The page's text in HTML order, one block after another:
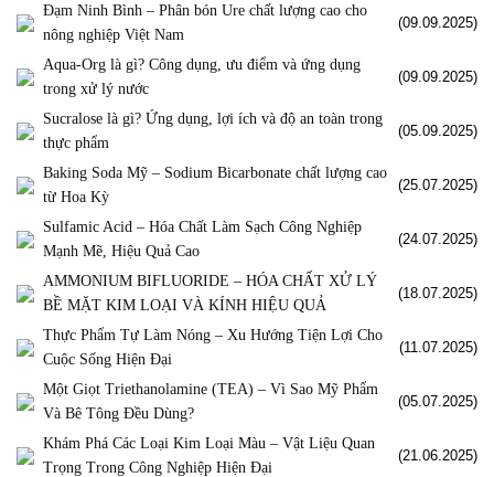
Đạm Ninh Bình – Phân bón Ure chất lượng cao cho
nông nghiệp Việt Nam
(09.09.2025)
Aqua-Org là gì? Công dụng, ưu điểm và ứng dụng
trong xử lý nước
(09.09.2025)
Sucralose là gì? Ứng dụng, lợi ích và độ an toàn trong
thực phẩm
(05.09.2025)
Baking Soda Mỹ – Sodium Bicarbonate chất lượng cao
từ Hoa Kỳ
(25.07.2025)
Sulfamic Acid – Hóa Chất Làm Sạch Công Nghiệp
Mạnh Mẽ, Hiệu Quả Cao
(24.07.2025)
AMMONIUM BIFLUORIDE – HÓA CHẤT XỬ LÝ
BỀ MẶT KIM LOẠI VÀ KÍNH HIỆU QUẢ
(18.07.2025)
Thực Phẩm Tự Làm Nóng – Xu Hướng Tiện Lợi Cho
Cuộc Sống Hiện Đại
(11.07.2025)
Một Giọt Triethanolamine (TEA) – Vì Sao Mỹ Phẩm
Và Bê Tông Đều Dùng?
(05.07.2025)
Khám Phá Các Loại Kim Loại Màu – Vật Liệu Quan
Trọng Trong Công Nghiệp Hiện Đại
(21.06.2025)